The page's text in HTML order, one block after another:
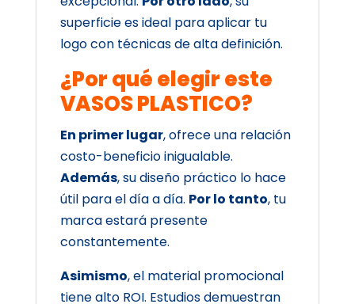
superficie es ideal para aplicar tu
logo con técnicas de alta definición.
¿Por qué elegir este
VASOS PLASTICO?
En primer lugar, ofrece una relación
costo-beneficio inigualable.
Además, su diseño práctico lo hace
útil para el día a día. Por lo tanto, tu
marca estará presente
constantemente.
Asimismo, el material promocional
tiene alto ROI. Estudios demuestran